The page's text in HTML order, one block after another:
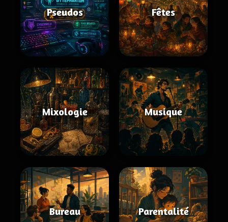
Pseudos Fêtes
Mixologie Musique
Bureau Parentalité